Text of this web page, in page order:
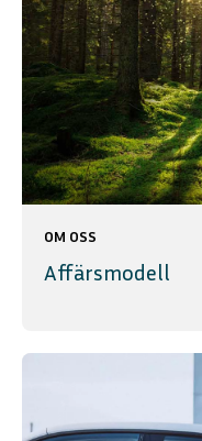
OM OSS
Affärsmodell